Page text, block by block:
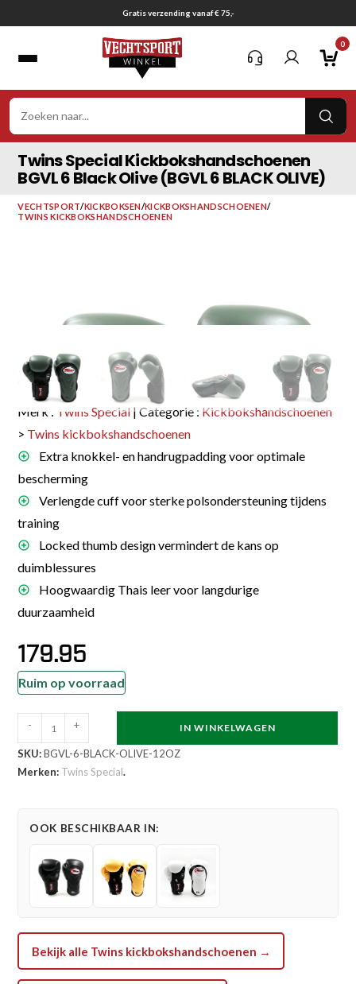
naar
Gratis verzending vanaf € 75,-
0
Twins Special Kickbokshandschoenen
BGVL 6 Black Olive (BGVL 6 BLACK OLIVE)
VECHTSPORT/KICKBOKSEN/KICKBOKSHANDSCHOENEN/
TWINS KICKBOKSHANDSCHOENEN
Merk : Twins Special | Categorie : Kickbokshandschoenen
> Twins kickbokshandschoenen
Extra knokkel- en handrugpadding voor optimale
bescherming
Verlengde cuff voor sterke polsondersteuning tijdens
training
Locked thumb design vermindert de kans op
duimblessures
Hoogwaardig Thais leer voor langdurige
duurzaamheid
179.95
Ruim op voorraad
Twins
Special
Kickbokshandschoenen
Black
(BGVL
BLACK
- + IN WINKELWAGEN
SKU:BGVL-6-BLACK-OLIVE-12OZ
Merken: Twins Special.
OOK BESCHIKBAAR IN:
Bekijk alle Twins kickbokshandschoenen →